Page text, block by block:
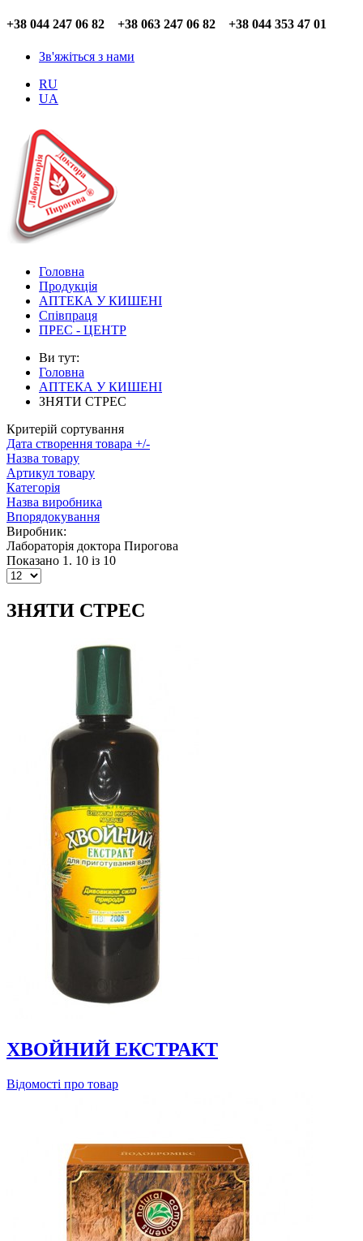
+38 044 247 06 82 +38 063 247 06 82 +38 044 353 47 01
Зв'яжіться з нами
RU
UA
Головна
Продукція
АПТЕКА У КИШЕНІ
Співпраця
ПРЕС - ЦЕНТР
Ви тут:
Головна
АПТЕКА У КИШЕНІ
ЗНЯТИ СТРЕС
Критерій сортування
Дата створення товара +/-
Назва товару
Артикул товару
Категорія
Назва виробника
Впорядокування
Виробник:
Лабораторiя доктора Пирогова
Показано 1. 10 із 10
ЗНЯТИ СТРЕС
ХВОЙНИЙ ЕКСТРАКТ
Відомості про товар